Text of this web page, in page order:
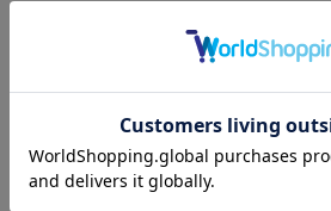
gelato pique
ジェラート ピケ
(店舗でお問い合わせの際には、上記品番をお伝え下さい。)
ウス